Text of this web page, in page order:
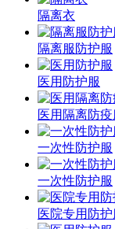
隔离衣
隔离服防护服
医用防护服
医用隔离防疫
一次性防护服
一次性防护服
医院专用防护